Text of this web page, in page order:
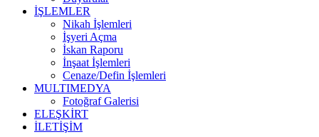
İŞLEMLER
Nikah İşlemleri
İşyeri Açma
İskan Raporu
İnşaat İşlemleri
Cenaze/Defin İşlemleri
MULTIMEDYA
Fotoğraf Galerisi
ELEŞKİRT
İLETİŞİM